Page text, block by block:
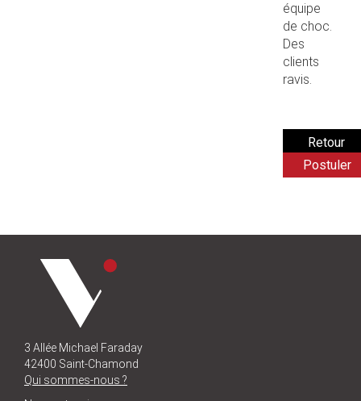
équipe
de choc.
Des
clients
ravis.
Postuler
3 Allée Michael Faraday
42400 Saint-Chamond
Qui sommes-nous ?